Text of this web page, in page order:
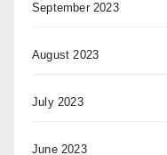
September 2023
August 2023
July 2023
June 2023